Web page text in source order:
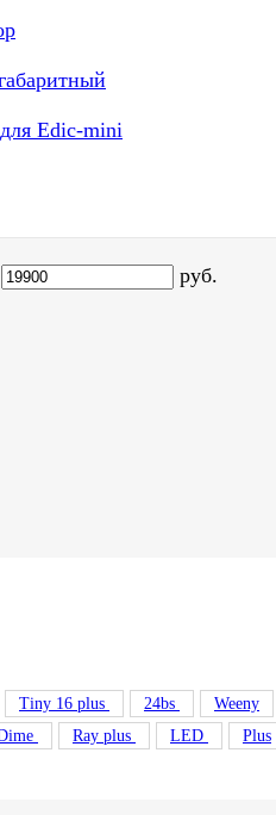
Edic-mini
руб.
Tiny 16 plus 24bs
Weeny
Ray plus LED
Plus